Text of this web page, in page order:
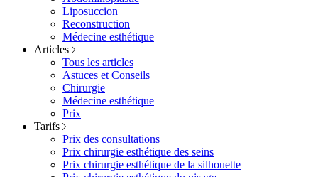
Liposuccion
Reconstruction
Médecine esthétique
Articles
Tous les articles
Astuces et Conseils
Chirurgie
Médecine esthétique
Prix
Tarifs
Prix des consultations
Prix chirurgie esthétique des seins
Prix chirurgie esthétique de la silhouette